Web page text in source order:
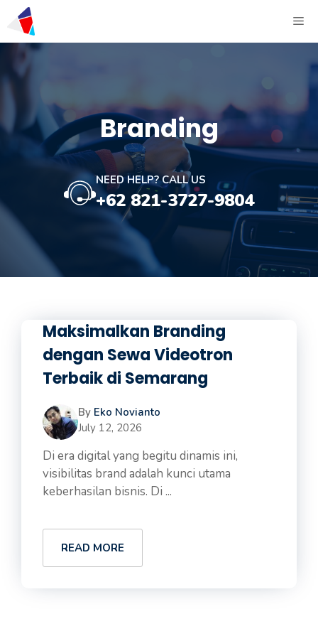
Branding
NEED HELP? CALL US
+62 821-3727-9804
Maksimalkan Branding
dengan Sewa Videotron
Terbaik di Semarang
By Eko Novianto
July 12, 2026
Di era digital yang begitu dinamis ini,
visibilitas brand adalah kunci utama
keberhasilan bisnis. Di ...
READ MORE